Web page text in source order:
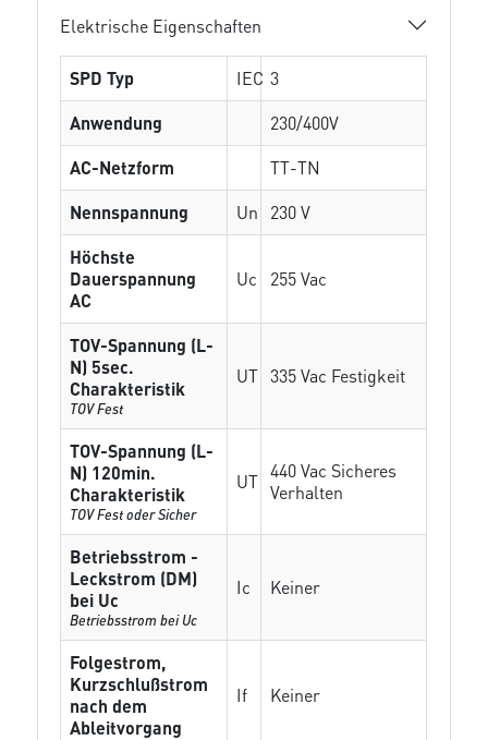
Elektrische Eigenschaften
SPD Typ IEC 3
Anwendung
230/400V
AC-Netzform
TT-TN
Nennspannung
Un
230 V
Höchste
Dauerspannung
AC
Uc 255 Vac
TOV-Spannung (L-
N) 5sec.
Charakteristik
TOV Fest
UT 335 Vac Festigkeit
TOV-Spannung (L-
N) 120min.
Charakteristik
TOV Fest oder Sicher
UT 440 Vac Sicheres
Verhalten
Betriebsstrom -
Leckstrom (DM)
bei Uc
Betriebsstrom bei Uc
Ic Keiner
Folgestrom,
Kurzschlußstrom
nach dem
Ableitvorgang
If Keiner